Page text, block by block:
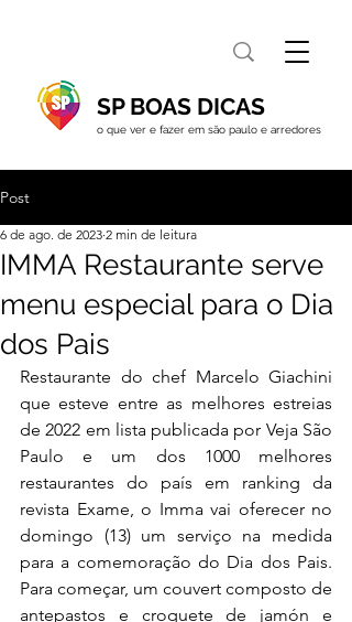
SP BOAS DICAS
o que ver e fazer em são paulo e arredores
Post
IMMA Restaurante serve
menu especial para o Dia
dos Pais
6 de ago. de 2023 2 min de leitura
Restaurante do chef Marcelo Giachini
que esteve entre as melhores estreias
de 2022 em lista publicada por Veja São
Paulo e um dos 1000 melhores
restaurantes do país em ranking da
revista Exame, o Imma vai oferecer no
domingo (13) um serviço na medida
para a comemoração do Dia dos Pais.
Para começar, um couvert composto de
antepastos e croquete de jamón e